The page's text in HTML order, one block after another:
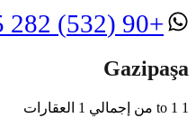
+90 (532) 282 15 99
Gazipaşa
1
to 1 من إجمالي 1 العقارات